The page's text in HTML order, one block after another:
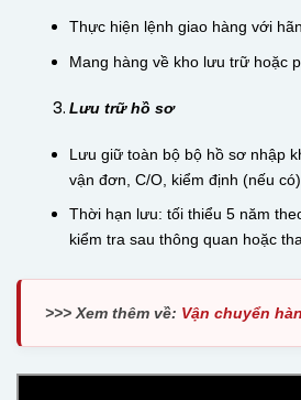
Thực hiện lệnh giao hàng với
Mang hàng về kho lưu trữ hoặc
Lưu trữ hồ sơ
Lưu giữ toàn bộ bộ hồ sơ nhập
vận đơn, C/O, kiểm định (nếu
Thời hạn lưu: tối thiểu 5 năm
kiểm tra sau thông quan hoặc
>>> Xem thêm về: Vận chuyển